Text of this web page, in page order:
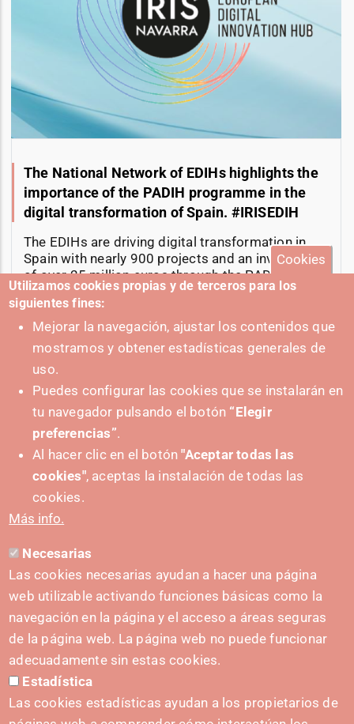
The National Network of EDIHs highlights the
importance of the PADIH programme in the
digital transformation of Spain. #IRISEDIH
The EDIHs are driving digital transformation in
Spain with nearly 900 projects and an investment
of over 25 million euros through the PADIH
program.
11-06-2025
Cookies
Utilizamos cookies propias y de terceros para los
siguientes fines:
Mejorar la navegación, ajustar los contenidos que
mostramos y obtener estadísticas generales de
uso.
Puedes configurar las cookies que se instalarán en
tu navegador pulsando el botón “Elegir
preferencias”.
Al hacer clic en el botón"Aceptar todas las
cookies", aceptas la instalación de todas las
cookies.
Más info.
Necesarias
Las cookies necesarias ayudan a hacer una página
web utilizable activando funciones básicas como la
navegación en la página y el acceso a áreas seguras
de la página web. La página web no puede funcionar
adecuadamente sin estas cookies.
Estadística
Las cookies estadísticas ayudan a los propietarios de